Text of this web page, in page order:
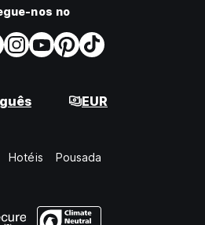
nos no
EUR
Hotéis Pousada